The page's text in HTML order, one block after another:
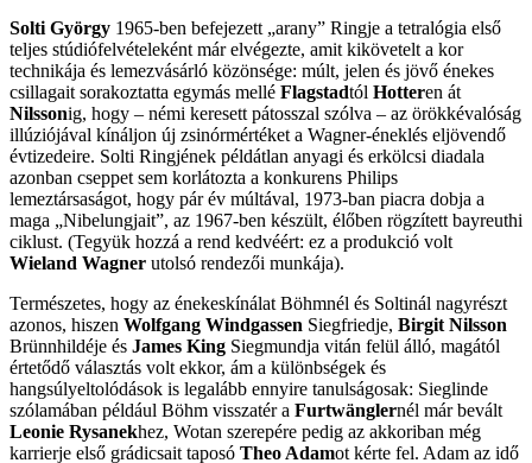
Solti György 1965-ben befejezett „arany” Ringje a tetralógia első
teljes stúdiófelvételeként már elvégezte, amit kikövetelt a kor
technikája és lemezvásárló közönsége: múlt, jelen és jövő énekes
csillagait sorakoztatta egymás mellé Flagstadtól Hotteren át
Nilssonig, hogy – némi keresett pátosszal szólva – az örökkévalóság
illúziójával kínáljon új zsinórmértéket a Wagner-éneklés eljövendő
évtizedeire. Solti Ringjének példátlan anyagi és erkölcsi diadala
azonban cseppet sem korlátozta a konkurens Philips
lemeztársaságot, hogy pár év múltával, 1973-ban piacra dobja a
maga „Nibelungjait”, az 1967-ben készült, élőben rögzített bayreuthi
ciklust. (Tegyük hozzá a rend kedvéért: ez a produkció volt
Wieland Wagner utolsó rendezői munkája).
Természetes, hogy az énekeskínálat Böhmnél és Soltinál nagyrészt
azonos, hiszen Wolfgang Windgassen Siegfriedje, Birgit Nilsson
Brünnhildéje és James King Siegmundja vitán felül álló, magától
értetődő választás volt ekkor, ám a különbségek és
hangsúlyeltolódások is legalább ennyire tanulságosak: Sieglinde
szólamában például Böhm visszatér a Furtwänglernél már bevált
Leonie Rysanekhez, Wotan szerepére pedig az akkoriban még
karrierje első grádicsait taposó Theo Adamot kérte fel. Adam az idő